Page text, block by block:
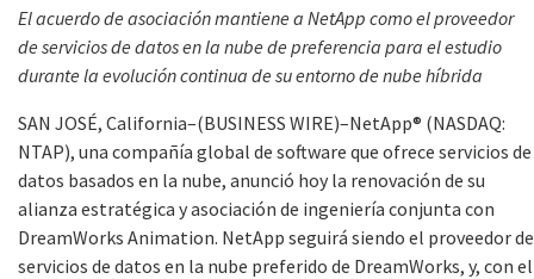
El acuerdo de asociación mantiene a NetApp como el proveedor
de servicios de datos en la nube de preferencia para el estudio
durante la evolución continua de su entorno de nube híbrida
SAN JOSÉ, California–(BUSINESS WIRE)–NetApp® (NASDAQ:
NTAP), una compañía global de software que ofrece servicios de
datos basados en la nube, anunció hoy la renovación de su
alianza estratégica y asociación de ingeniería conjunta con
DreamWorks Animation. NetApp seguirá siendo el proveedor de
servicios de datos en la nube preferido de DreamWorks, y, con el